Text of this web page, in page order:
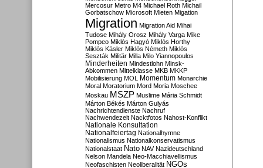
Mercosur Metro M4 Michael Roth Michail
Gorbatschow Microsoft Mieten Migation
Migration Migration Aid Mihai
Tudose Mihály Orosz Mihály Varga Mike
Pompeo Miklós Hagyó Miklós Horthy
Miklós Kásler Miklós Németh Miklós
Seszták Militär Milla Milo Yiannopoulos
Minderheiten Mindestlohn Minsk-
Abkommen Mittelklasse MKB MKKP
Mobilisierung MOL Momentum Monarchie
Moral Moratorium Mord Moria Moschee
Moskau MSZP Muslime Mária Schmidt
Márton Békés Márton Gulyás
Nachrichtendienste Nachruf
Nachwendezeit Nacktfotos Nahost-Konflikt
Nationale Konsultation
Nationalfeiertag Nationalhymne
Nationalismus Nationalkonservatismus
Nationalstaat Nato NAV Nazideutschland
Nelson Mandela Neo-Macchiavellismus
Neofaschisten Neoliberalität NGOs